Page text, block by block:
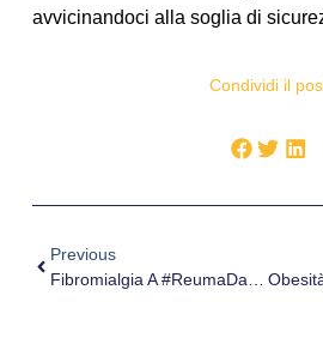
avvicinandoci alla soglia di
Condividi il
Previous